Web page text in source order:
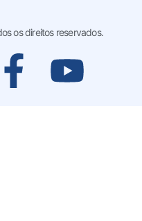
os direitos reservados.